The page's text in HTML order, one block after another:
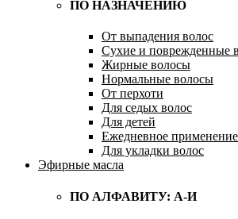
ПО НАЗНАЧЕНИЮ
От выпадения волос
Сухие и поврежденные
Жирные волосы
Нормальные волосы
От перхоти
Для седых волос
Для детей
Ежедневное применение
Для укладки волос
Эфирные масла
ПО АЛФАВИТУ: А-И